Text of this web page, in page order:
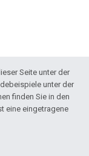
Seite unter der
unter der
finden Sie in den
eine eingetragene